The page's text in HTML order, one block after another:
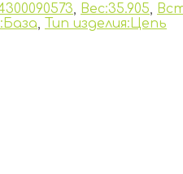
, Вес:35.905,
, Тип изделия:Цепь